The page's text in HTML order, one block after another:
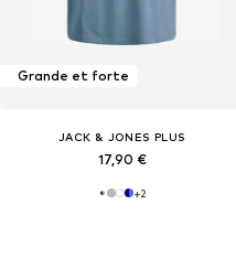
Grande et forte
JACK & JONES PLUS
17,90 €
+2